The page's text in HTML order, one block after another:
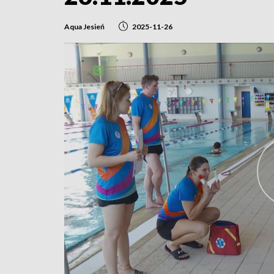
Aqua Jesień 2025-11-26